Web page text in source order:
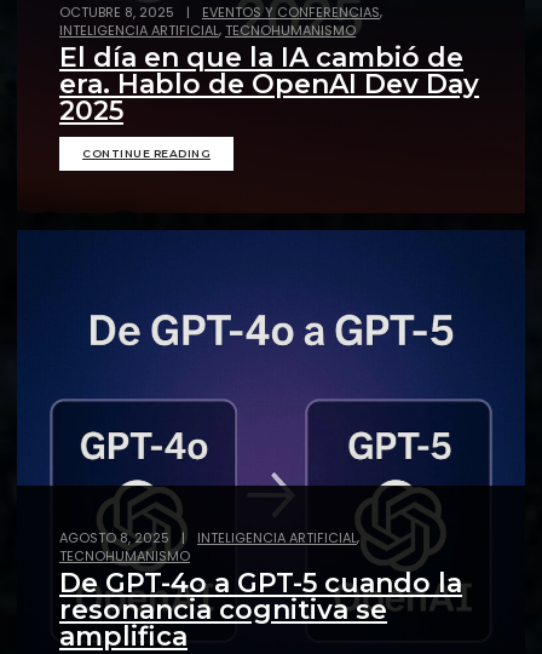
OCTUBRE 8, 2025 | EVENTOS Y CONFERENCIAS,
INTELIGENCIA ARTIFICIAL, TECNOHUMANISMO
El día en que la IA cambió de
era. Hablo de OpenAI Dev Day
2025
CONTINUE READING
AGOSTO 8, 2025 | INTELIGENCIA ARTIFICIAL,
TECNOHUMANISMO
De GPT-4o a GPT-5 cuando la
resonancia cognitiva se
amplifica